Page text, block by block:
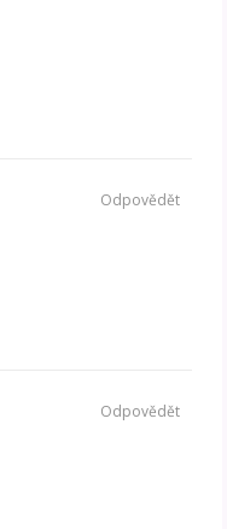
Odpovědět
Odpovědět